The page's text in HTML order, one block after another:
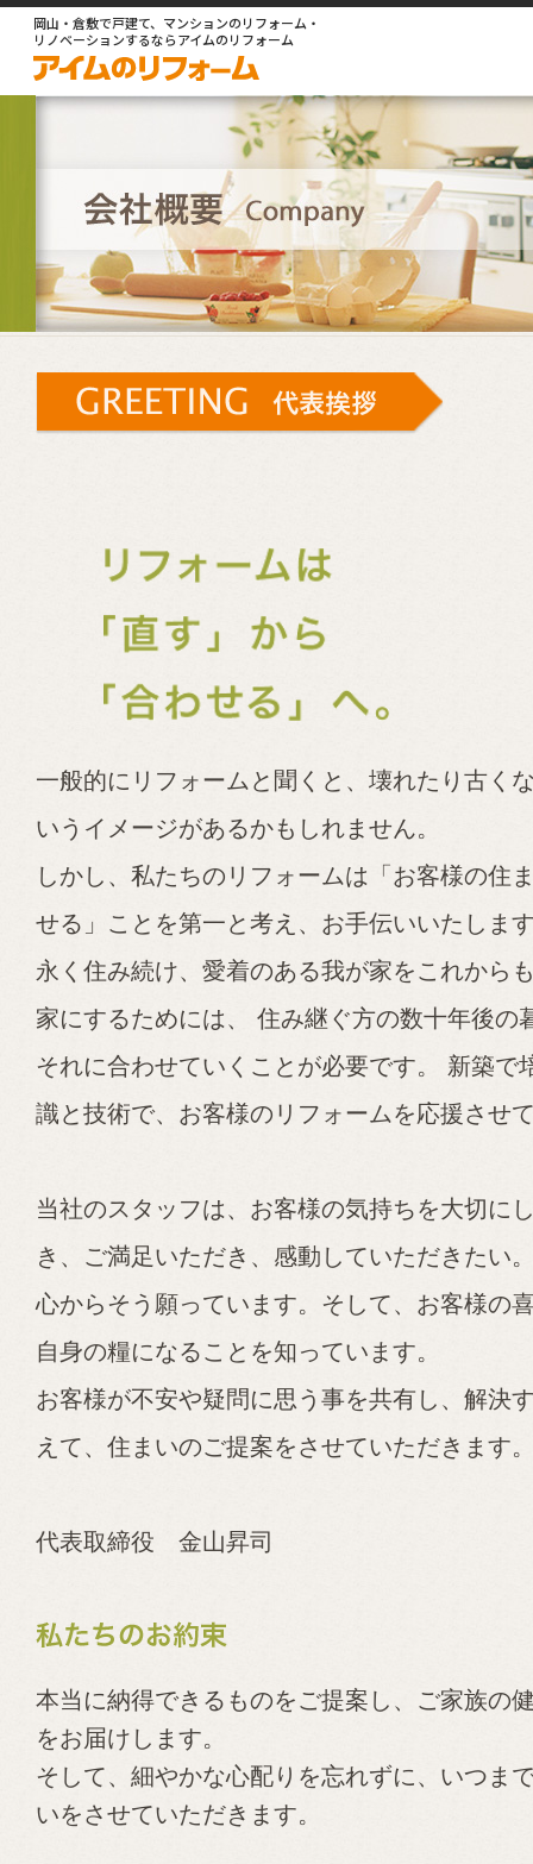
岡山・倉敷で戸建て、マンションのリフォーム・
リノベーションするならアイムのリフォーム
一般的にリフォームと聞くと、壊れたり古く
いうイメージがあるかもしれません。
しかし、私たちのリフォームは「お客様の住
せる」ことを第一と考え、お手伝いいたしま
永く住み続け、愛着のある我が家をこれから
家にするためには、
住み継ぐ方の数十年後の
それに合わせていくことが必要です。
新築で
識と技術で、お客様のリフォームを応援させ
当社のスタッフは、お客様の気持ちを大切に
き、ご満足いただき、感動していただきたい
心からそう願っています。そして、お客様の
自身の糧になることを知っています。
お客様が不安や疑問に思う事を共有し、解決
えて、住まいのご提案をさせていただきます
代表取締役 金山昇司
本当に納得できるものをご提案し、ご家族の
をお届けします。
そして、細やかな心配りを忘れずに、いつま
いをさせていただきます。